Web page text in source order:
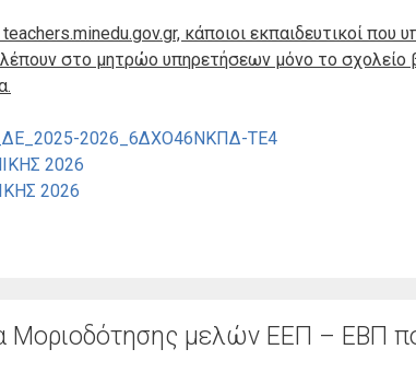
teachers.minedu.gov.gr, κάποιοι εκπαιδευτικοί
στο μητρώο υπηρετήσεων μόνο το σχολείο
2026_6ΔΧΟ46ΝΚΠΔ-ΤΕ4
2026
2026
Μοριοδότησης μελών ΕΕΠ – ΕΒΠ